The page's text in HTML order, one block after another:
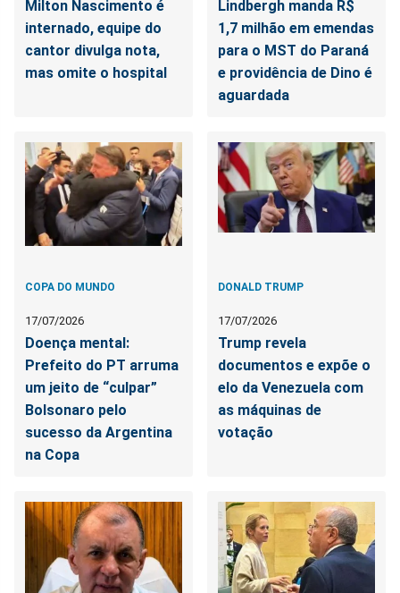
Milton Nascimento é
internado, equipe do
cantor divulga nota,
mas omite o hospital
Lindbergh manda R$
1,7 milhão em emendas
para o MST do Paraná
e providência de Dino é
aguardada
COPA DO MUNDO
17/07/2026
Doença mental:
Prefeito do PT arruma
um jeito de “culpar”
Bolsonaro pelo
sucesso da Argentina
na Copa
DONALD TRUMP
17/07/2026
Trump revela
documentos e expõe o
elo da Venezuela com
as máquinas de
votação